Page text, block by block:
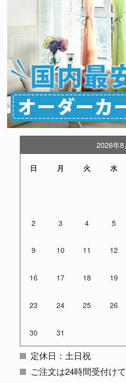
2026年8
日 月 火 水
2 3 4 5
9 10 11 12
16 17 18 19
23 24 25 26
30 31
定休日：土日祝
ご注文は24時間受付け